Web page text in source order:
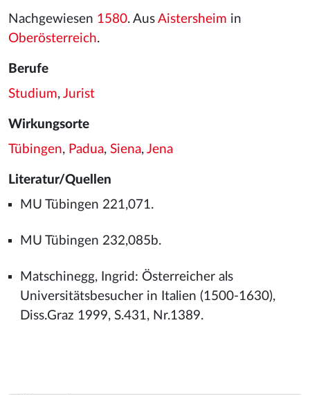
Nachgewiesen 1580. Aus Aistersheim in
Oberösterreich.
Berufe
Studium, Jurist
Wirkungsorte
Tübingen, Padua, Siena, Jena
Literatur/Quellen
MU Tübingen 221,071.
MU Tübingen 232,085b.
Matschinegg, Ingrid: Österreicher als
Universitätsbesucher in Italien (1500-1630),
Diss.Graz 1999, S.431, Nr.1389.